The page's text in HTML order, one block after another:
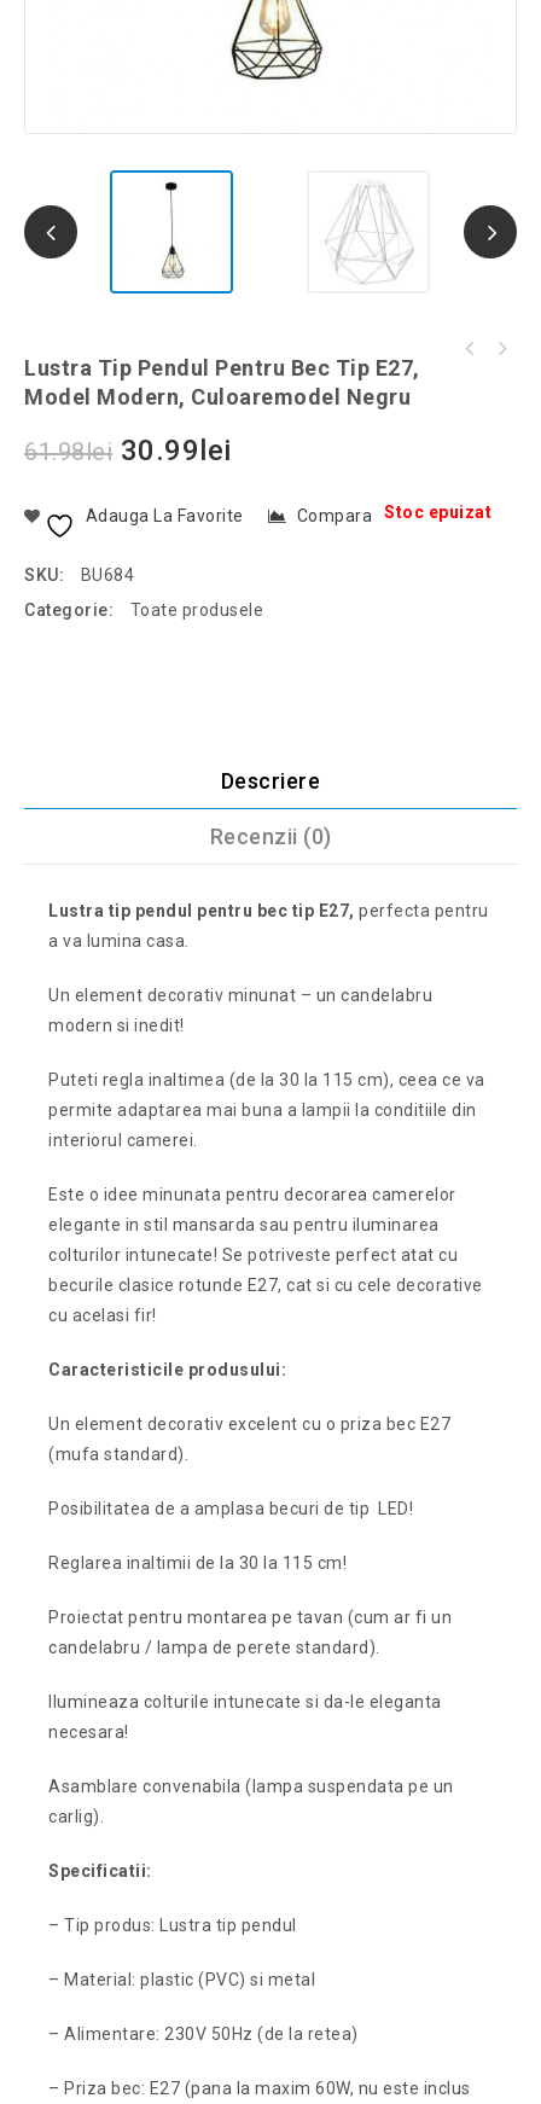
Lustra Tip Pendul Pentru Bec Tip E27,
Model Modern, Culoaremodel Negru
61.98lei 30.99 lei
Stoc epuizat
Adauga La Favorite Compara
SKU:
BU684
Categorie:
Toate produsele
Descriere
Recenzii (0)
Lustra tip pendul pentru bec tip E27, perfecta pentru
a va lumina casa.
Un element decorativ minunat – un candelabru
modern si inedit!
Puteti regla inaltimea (de la 30 la 115 cm), ceea ce va
permite adaptarea mai buna a lampii la conditiile din
interiorul camerei.
Este o idee minunata pentru decorarea camerelor
elegante in stil mansarda sau pentru iluminarea
colturilor intunecate! Se potriveste perfect atat cu
becurile clasice rotunde E27, cat si cu cele decorative
cu acelasi fir!
Caracteristicile produsului:
Un element decorativ excelent cu o priza bec E27
(mufa standard).
Posibilitatea de a amplasa becuri de tip LED!
Reglarea inaltimii de la 30 la 115 cm!
Proiectat pentru montarea pe tavan (cum ar fi un
candelabru / lampa de perete standard).
Ilumineaza colturile intunecate si da-le eleganta
necesara!
Asamblare convenabila (lampa suspendata pe un
carlig).
Specificatii:
– Tip produs: Lustra tip pendul
– Material: plastic (PVC) si metal
– Alimentare: 230V 50Hz (de la retea)
– Priza bec: E27 (pana la maxim 60W, nu este inclus